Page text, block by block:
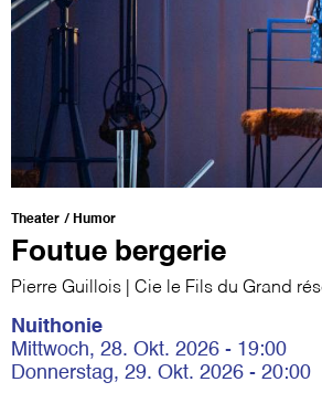
Theater Humor
Foutue bergerie
Pierre Guillois | Cie le Fils du Grand
Nuithonie
Mittwoch, 28. Okt. 2026 - 19:00
Donnerstag, 29. Okt. 2026 - 20:00